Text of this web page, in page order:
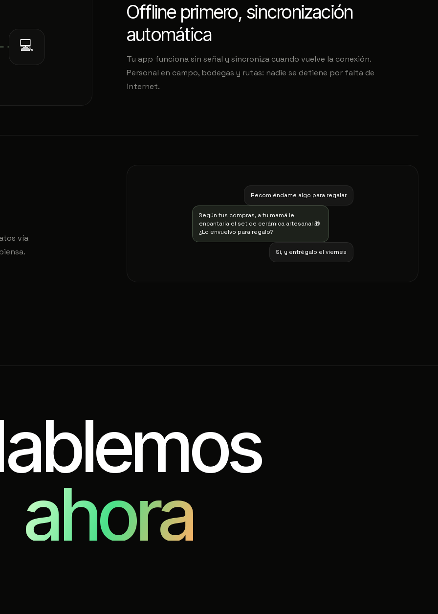
💻
Offline primero, sincronización
automática
Tu app funciona sin señal y sincroniza cuando vuelve la conexión.
Personal en campo, bodegas y rutas: nadie se detiene por falta de
internet.
vía
Recomiéndame algo para regalar
Según tus compras, a tu mamá le
encantaría el set de cerámica artesanal 🎁
¿Lo envuelvo para regalo?
Sí, y entrégalo el viernes
ahora
siguiente